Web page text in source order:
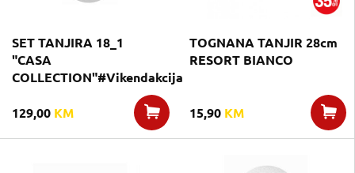
SET TANJIRA 18_1
"CASA
COLLECTION"#Vikendakcija
129,00 KM
TOGNANA TANJIR 28cm
RESORT BIANCO
15,90 KM